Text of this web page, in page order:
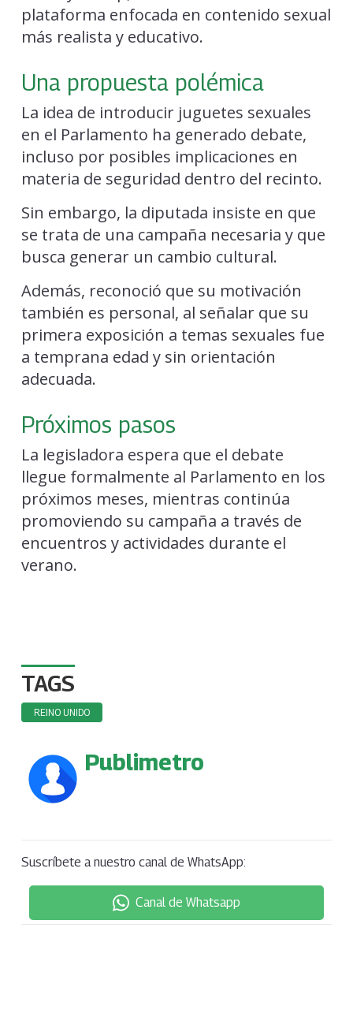
plataforma enfocada en contenido sexual
más realista y educativo.
Una propuesta polémica
La idea de introducir juguetes sexuales
en el Parlamento ha generado debate,
incluso por posibles implicaciones en
materia de seguridad dentro del recinto.
Sin embargo, la diputada insiste en que
se trata de una campaña necesaria y que
busca generar un cambio cultural.
Además, reconoció que su motivación
también es personal, al señalar que su
primera exposición a temas sexuales fue
a temprana edad y sin orientación
adecuada.
Próximos pasos
La legisladora espera que el debate
llegue formalmente al Parlamento en los
próximos meses, mientras continúa
promoviendo su campaña a través de
encuentros y actividades durante el
verano.
TAGS
REINO UNIDO
Publimetro
Suscríbete a nuestro canal de WhatsApp:
Canal de Whatsapp